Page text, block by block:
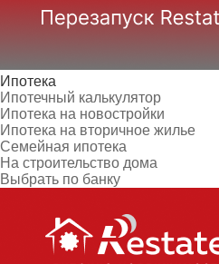
Ипотека
Ипотечный калькулятор
Ипотека на новостройки
Ипотека на вторичное жилье
Семейная ипотека
На строительство дома
Выбрать по банку